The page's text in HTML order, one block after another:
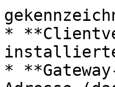
*
*